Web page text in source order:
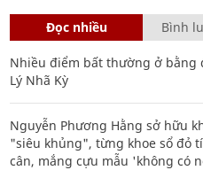
Đọc nhiều Bình
Nhiều điểm bất thường ở bằng
Lý Nhã Kỳ
Nguyễn Phương Hằng sở hữu
"siêu khủng", từng khoe sổ đỏ
cân, mắng cựu mẫu 'không có